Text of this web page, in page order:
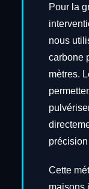
Pour la
nous
carbone
mètres.
Cette
maisons